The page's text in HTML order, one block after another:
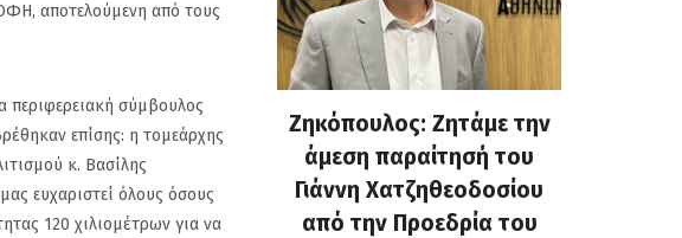
αποτελούμενη από τους
περιφερειακή σύμβουλος
επίσης: η τομεάρχης
κ. Βασίλης
ευχαριστεί όλους όσους
120 χιλιομέτρων για να
(Gallop) Νέα Σμύρνη.
60ή θέση : Ευτυχώς
που υπάρχουν και οι
Δημότες που χαλάνε το
Ζηκόπουλος: Ζητάμε την
άμεση παραίτησή του
Γιάννη Χατζηθεοδοσίου
από την Προεδρία του